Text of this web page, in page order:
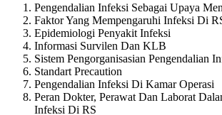
Pengendalian Infeksi Sebagai Upaya
Faktor Yang Mempengaruhi Infeksi Di
Epidemiologi Penyakit Infeksi
Informasi Survilen Dan KLB
Sistem Pengorganisasian Pengendalian
Standart Precaution
Pengendalian Infeksi Di Kamar Operasi
Peran Dokter, Perawat Dan Laborat
Infeksi Di RS